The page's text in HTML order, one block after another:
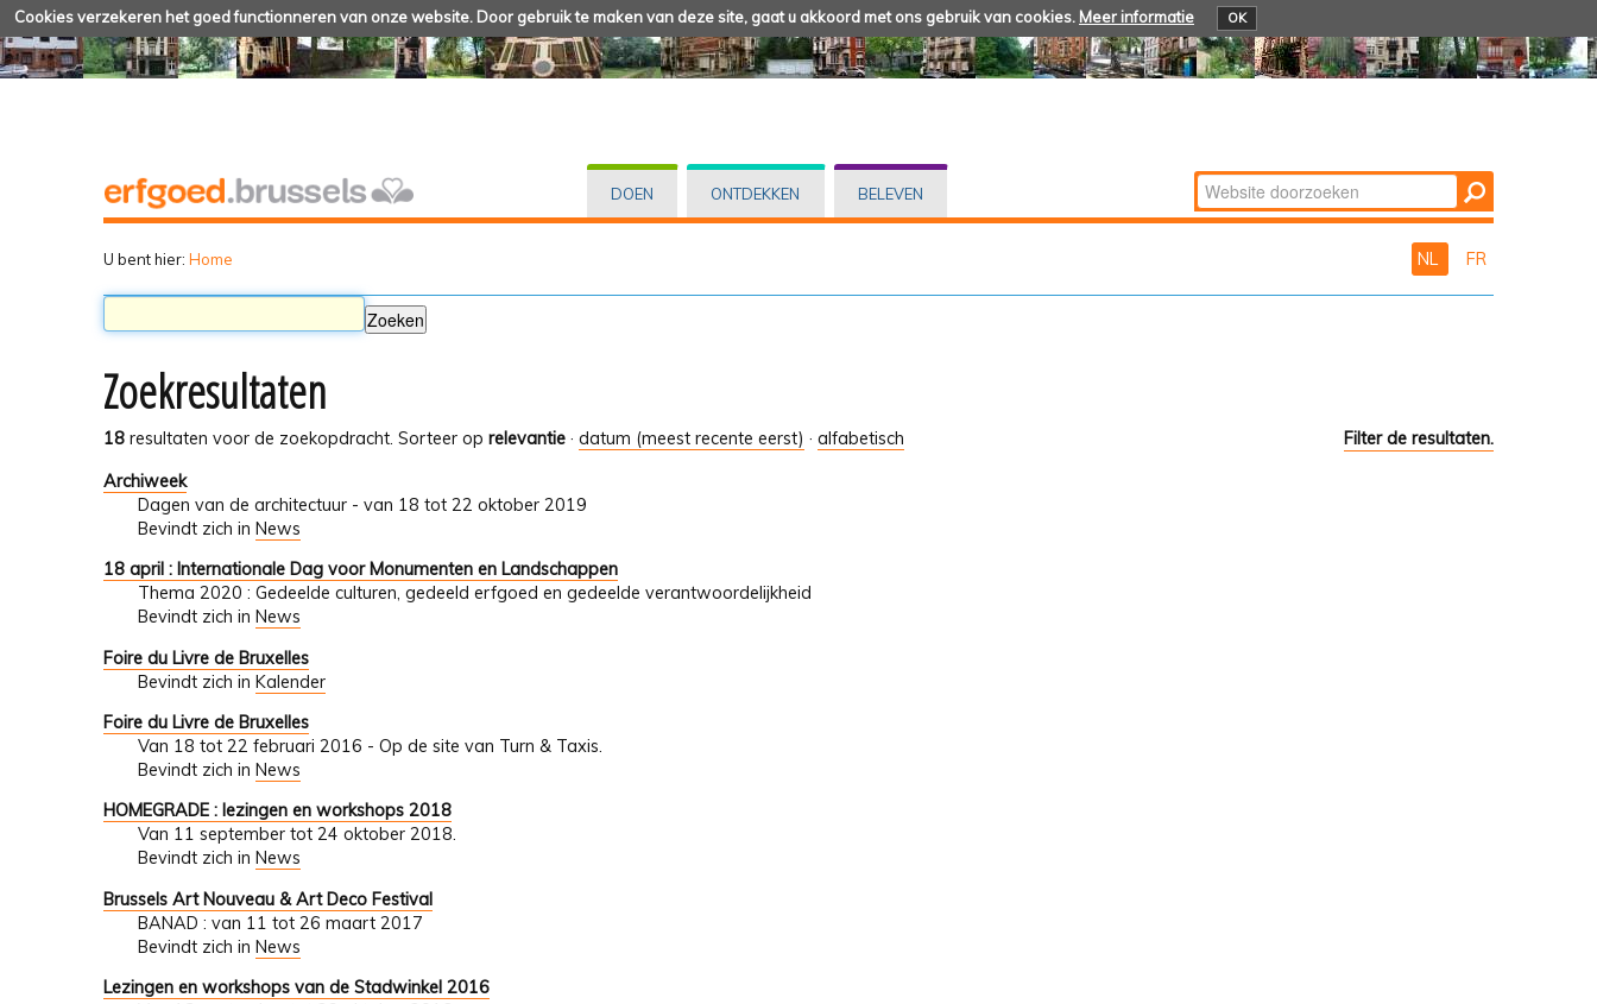
Cookies verzekeren het goed functionneren van onze website. Door gebruik te maken van deze site, gaat u akkoord met ons gebruik van cookies. Meer informatie OK
DOEN ONTDEKKEN BELEVEN Zoek
Geavanceerd
U bent hier: Home NL FR
Zoekresultaten
18 resultaten voor de zoekopdracht. Filter de resultaten.
Sorteer op relevantie · datum (meest recente eerst) · alfabetisch
Archiweek
Dagen van de architectuur - van 18 tot 22 oktober 2019
Bevindt zich in News
18 april : Internationale Dag voor Monumenten en Landschappen
Thema 2020 : Gedeelde culturen, gedeeld erfgoed en gedeelde verantwoordelijkheid
Bevindt zich in News
Foire du Livre de Bruxelles
Bevindt zich in Kalender
Foire du Livre de Bruxelles
Van 18 tot 22 februari 2016 - Op de site van Turn & Taxis.
Bevindt zich in News
HOMEGRADE : lezingen en workshops 2018
Van 11 september tot 24 oktober 2018.
Bevindt zich in News
Brussels Art Nouveau & Art Deco Festival
BANAD : van 11 tot 26 maart 2017
Bevindt zich in News
Lezingen en workshops van de Stadwinkel 2016